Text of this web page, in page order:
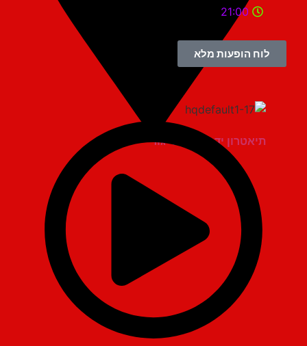
תיאטרון יד למגינים יגור
21:00
לוח הופעות מלא